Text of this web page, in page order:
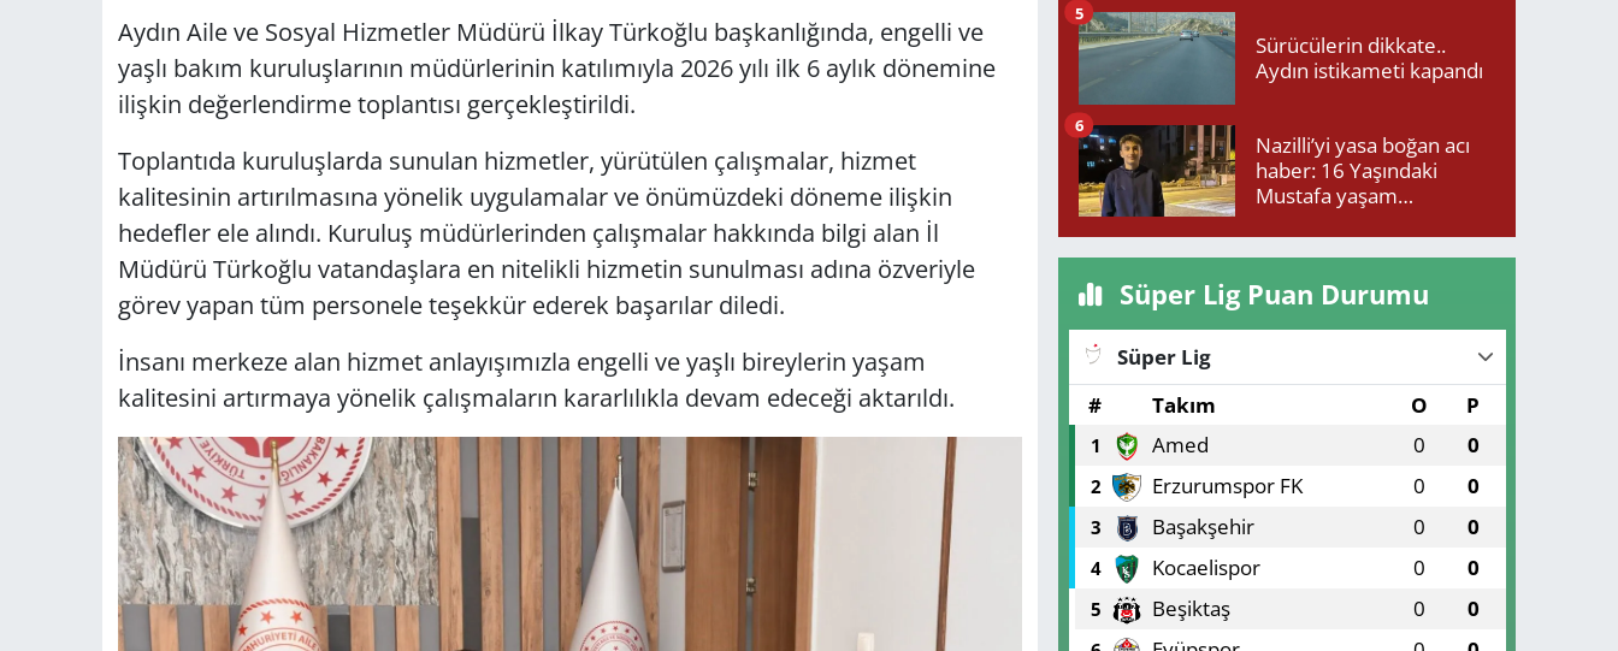
Aydın Aile ve Sosyal Hizmetler Müdürü İlkay Türkoğlu başkanlığında, engelli ve
yaşlı bakım kuruluşlarının müdürlerinin katılımıyla 2026 yılı ilk 6 aylık dönemine
ilişkin değerlendirme toplantısı gerçekleştirildi.
Toplantıda kuruluşlarda sunulan hizmetler, yürütülen çalışmalar, hizmet
kalitesinin artırılmasına yönelik uygulamalar ve önümüzdeki döneme ilişkin
hedefler ele alındı. Kuruluş müdürlerinden çalışmalar hakkında bilgi alan İl
Müdürü Türkoğlu vatandaşlara en nitelikli hizmetin sunulması adına özveriyle
görev yapan tüm personele teşekkür ederek başarılar diledi.
İnsanı merkeze alan hizmet anlayışımızla engelli ve yaşlı bireylerin yaşam
kalitesini artırmaya yönelik çalışmaların kararlılıkla devam edeceği aktarıldı.
Sürücülerin dikkate..
Aydın istikameti kapandı
5
Nazilli’yi yasa boğan acı
haber: 16 Yaşındaki
Mustafa yaşam
6
Süper Lig Puan Durumu
Süper Lig
#
Takım O P
1 Amed 0 0
2 Erzurumspor FK 0 0
3 Başakşehir 0 0
4 Kocaelispor 0 0
5 Beşiktaş 0 0